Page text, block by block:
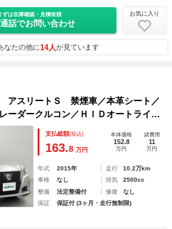
ずは在庫確認・見積依頼
話でお問い合わせ
お気に入り
なたの他に14人が見ています
アスリートＳ 禁煙車／本革シート／
ーダークルコン／ＨＩＤオートライト
／フルセグ／ＥＴＣ／パワーシート／
レーション／本革席／フロントスポイ
支払総額(税込)
163.8 万円
本体価格
152.8
万円
諸費用
11
万円
年式 2015年 走行
10.2万km
車検
なし 排気
2500cc
整備
法定整備付 修復
なし
保証
保証付 (3ヶ月・走行無制限)